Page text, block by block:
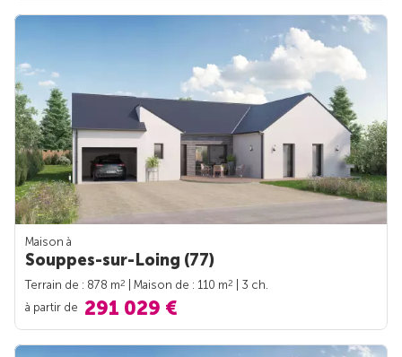
Maison à
Souppes-sur-Loing (77)
Terrain de : 878 m2 | Maison de : 110 m2
| 3 ch.
à partir de 291 029 €